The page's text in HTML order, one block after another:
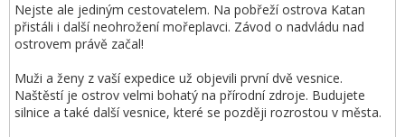
Nejste ale jediným cestovatelem. Na pobřeží ostrova Katan
přistáli i další neohrožení mořeplavci. Závod o nadvládu nad
ostrovem právě začal!
Muži a ženy z vaší expedice už objevili první dvě vesnice.
Naštěstí je ostrov velmi bohatý na přírodní zdroje. Budujete
silnice a také další vesnice, které se později rozrostou v města.